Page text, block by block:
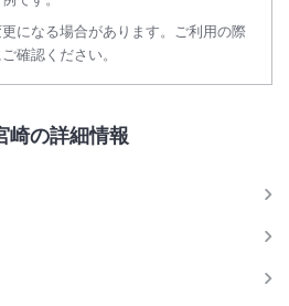
になる場合があります。ご利用の際
確認ください。
崎の詳細情報